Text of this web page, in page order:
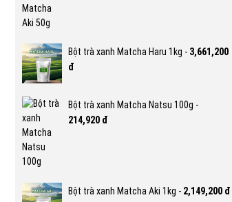
Bột trà xanh Matcha Haru 1kg - 3,661,200
đ
Bột trà xanh Matcha Natsu 100g -
214,920 đ
Bột trà xanh Matcha Aki 1kg - 2,149,200 đ